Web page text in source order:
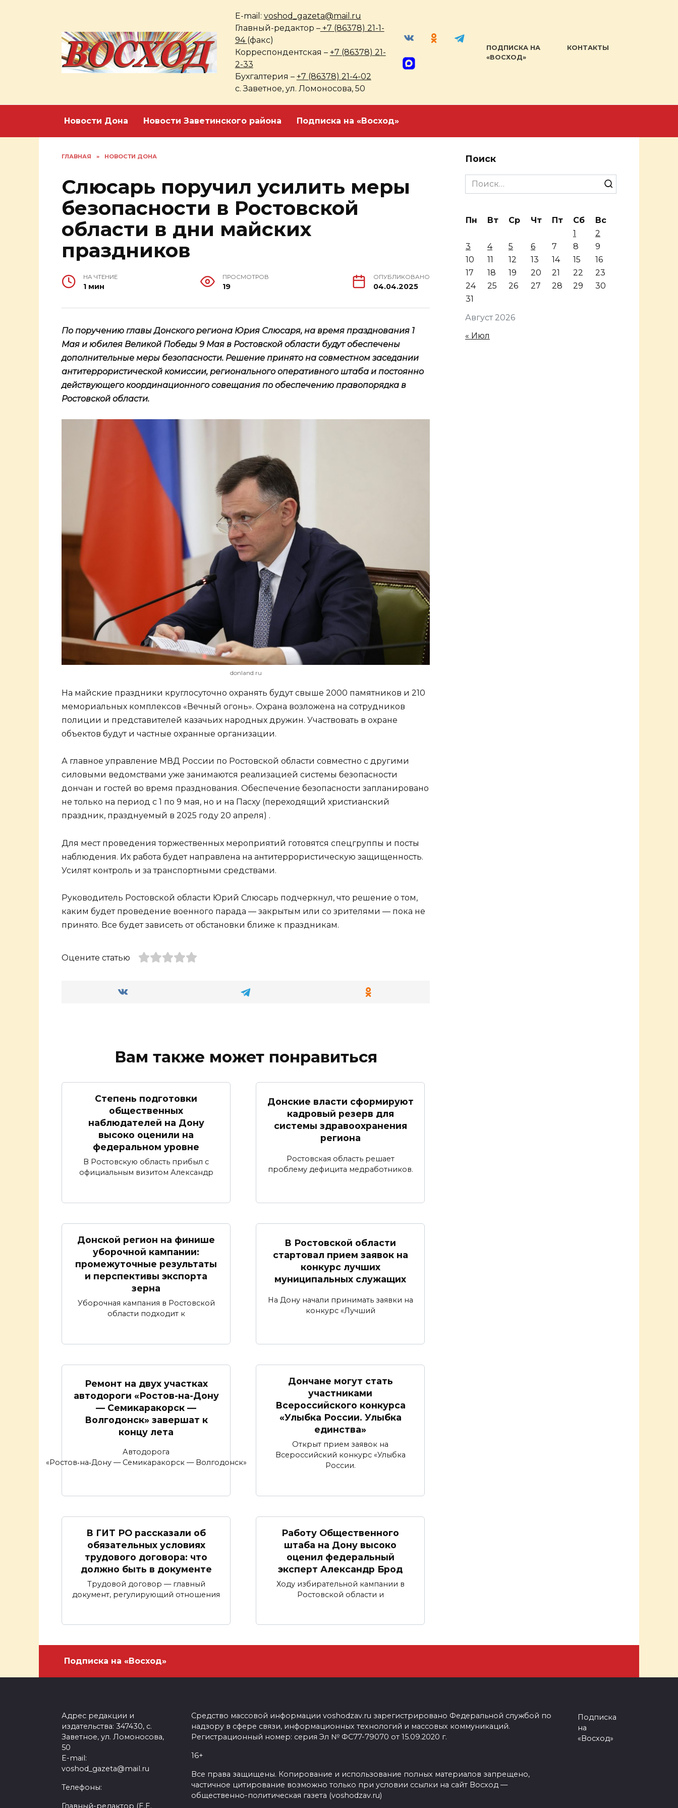
E-mail: voshod_gazeta@mail.ru
Главный-редактор –+7 (86378) 21-1-
94 (факс)
Корреспондентская – +7 (86378) 21-
2-33
Бухгалтерия – +7 (86378) 21-4-02
с. Заветное, ул. Ломоносова, 50
ПОДПИСКА НА
«ВОСХОД»
КОНТАКТЫ
Новости Дона Новости Заветинского района Подписка на «Восход»
ГЛАВНАЯ » НОВОСТИ ДОНА
Слюсарь поручил усилить меры
безопасности в Ростовской
области в дни майских
праздников
НА ЧТЕНИЕ
1 мин
ПРОСМОТРОВ
19
ОПУБЛИКОВАНО
04.04.2025
По поручению главы Донского региона Юрия Слюсаря, на время празднования 1
Мая и юбилея Великой Победы 9 Мая в Ростовской области будут обеспечены
дополнительные меры безопасности. Решение принято на совместном заседании
антитеррористической комиссии, регионального оперативного штаба и постоянно
действующего координационного совещания по обеспечению правопорядка в
Ростовской области.
donland.ru
На майские праздники круглосуточно охранять будут свыше 2000 памятников и 210
мемориальных комплексов «Вечный огонь». Охрана возложена на сотрудников
полиции и представителей казачьих народных дружин. Участвовать в охране
объектов будут и частные охранные организации.
А главное управление МВД России по Ростовской области совместно с другими
силовыми ведомствами уже занимаются реализацией системы безопасности
дончан и гостей во время празднования. Обеспечение безопасности запланировано
не только на период с 1 по 9 мая, но и на Пасху (переходящий христианский
праздник, празднуемый в 2025 году 20 апреля) .
Для мест проведения торжественных мероприятий готовятся спецгруппы и посты
наблюдения. Их работа будет направлена на антитеррористическую защищенность.
Усилят контроль и за транспортными средствами.
Руководитель Ростовской области Юрий Слюсарь подчеркнул, что решение о том,
каким будет проведение военного парада — закрытым или со зрителями — пока не
принято. Все будет зависеть от обстановки ближе к праздникам.
Оцените статью
Вам также может понравиться
Степень подготовки
общественных
наблюдателей на Дону
высоко оценили на
федеральном уровне
В Ростовскую область прибыл с
официальным визитом Александр
Донские власти сформируют
кадровый резерв для
системы здравоохранения
региона
Ростовская область решает
проблему дефицита медработников.
Донской регион на финише
уборочной кампании:
промежуточные результаты
и перспективы экспорта
зерна
Уборочная кампания в Ростовской
области подходит к
В Ростовской области
стартовал прием заявок на
конкурс лучших
муниципальных служащих
На Дону начали принимать заявки на
конкурс «Лучший
Ремонт на двух участках
автодороги «Ростов-на-Дону
— Семикаракорск —
Волгодонск» завершат к
концу лета
Автодорога
«Ростов‑на‑Дону — Семикаракорск — Волгодонск»
Дончане могут стать
участниками
Всероссийского конкурса
«Улыбка России. Улыбка
единства»
Открыт прием заявок на
Всероссийский конкурс «Улыбка
России.
В ГИТ РО рассказали об
обязательных условиях
трудового договора: что
должно быть в документе
Трудовой договор — главный
документ, регулирующий отношения
Работу Общественного
штаба на Дону высоко
оценил федеральный
эксперт Александр Брод
Ходу избирательной кампании в
Ростовской области и
Поиск
Search
for:
Август 2026
Пн Вт Ср Чт Пт Сб
Вс
1
2
3
4 5 6 7 8
9
10
11 12 13 14 15
16
17
18 19 20 21 22
23
24
25 26 27 28 29
30
31
« Июл
Подписка на «Восход»
Адрес редакции и
издательства: 347430, с.
Заветное, ул. Ломоносова,
50
E-mail:
voshod_gazeta@mail.ru
Телефоны:
Главный-редактор (Е.Е.
Средство массовой информации voshodzav.ru зарегистрировано Федеральной службой по
надзору в сфере связи, информационных технологий и массовых коммуникаций.
Регистрационный номер: серия Эл № ФС77-79070 от 15.09.2020 г.
16+
Все права защищены. Копирование и использование полных материалов запрещено,
частичное цитирование возможно только при условии ссылки на сайт Восход —
общественно-политическая газета (voshodzav.ru)
Подписка
на
«Восход»